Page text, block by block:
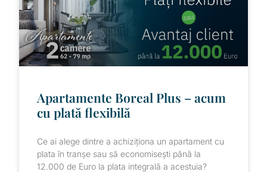
Apartamente Boreal Plus – acum
cu plată flexibilă
Ce ai alege dintre a achiziționa un apartament cu
plata în tranșe sau să economisești până la
12.000 de Euro la plata integrală a acestuia?